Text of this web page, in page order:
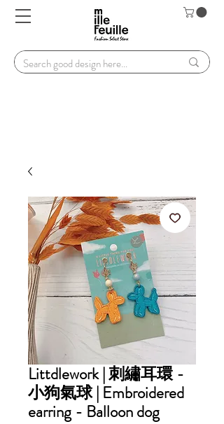
Littdlework | 刺繡耳環 -
小狗氣球 | Embroidered
earring - Balloon dog